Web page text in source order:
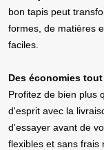
bon tapis peut
formes, de matières
faciles.
Des économies
Profitez de bien plus
d'esprit avec la
d'essayer avant de
flexibles et sans frais